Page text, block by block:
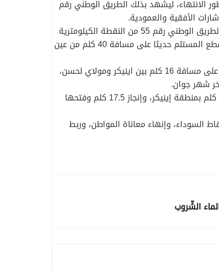
كذلك الشطر الأخير على مسافة 84 كلم، والذي هو في طور الانتهاء، ليشهد بذلك الطريق الوطني رقم
كما شهد نفس الطريق عملية إصلاح الأضرار الناجمة عن التقلبات الجوية، بتسجيل مشروع متمثل في تكسية 15 كلم من الطريق الوطني رقم 55 من النقطة الكيلومترية
40 إلى النقطة الكيلومترية 55، بحيث انتهت به الأشغال وتم فتحه أمام حركة المرور، حيث يعتبر هذا المقطع امتدادا للمقطع المستلم حديثا على مسافة 40 كلم من عين
وفيما يخص الطريق الوطني رقم 01، أكد كسري عبد الحفيظ أن الأشغال متواصلة عبر العديد من النقاط، من خلال تحديثه على مسافة 16 كلم بين اينيكر ومولاي لحسن،
شهر جوان.
في نفس الشأن، كشف المتحدث أن مصالح القطاع قاموا بمعاينة مشروع تحديث الطريق الوطني رقم 01 على مسافة 24 كلم بمنطقة إينيكر، وإنجاز 17.5 كلم وفتحها
وإنهاء معاناة المواطن، وربط
الشّروب